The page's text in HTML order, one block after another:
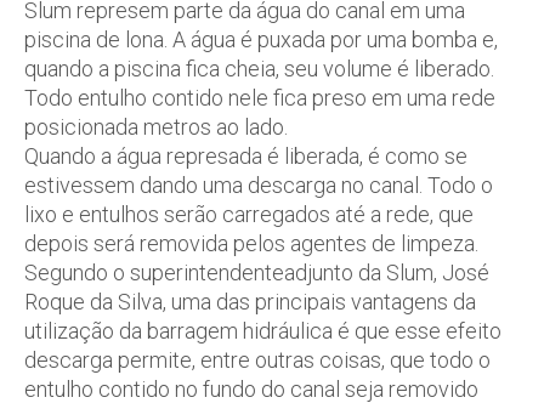
Slum represem parte da água do canal em uma
piscina de lona. A água é puxada por uma bomba e,
quando a piscina fica cheia, seu volume é liberado.
Todo entulho contido nele fica preso em uma rede
posicionada metros ao lado.
Quando a água represada é liberada, é como se
estivessem dando uma descarga no canal. Todo o
lixo e entulhos serão carregados até a rede, que
depois será removida pelos agentes de limpeza.
Segundo o superintendenteadjunto da Slum, José
Roque da Silva, uma das principais vantagens da
utilização da barragem hidráulica é que esse efeito
descarga permite, entre outras coisas, que todo o
entulho contido no fundo do canal seja removido